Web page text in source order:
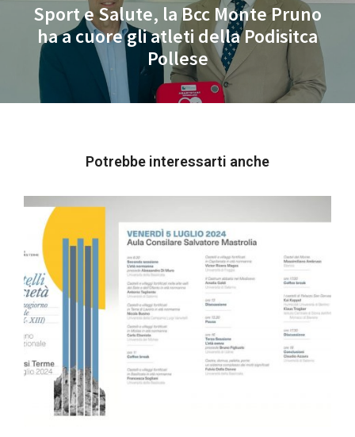
Next
post:
Sport e Salute, la Bcc Monte Pruno
ha a cuore gli atleti della Podisitca
Pollese
Potrebbe interessarti anche